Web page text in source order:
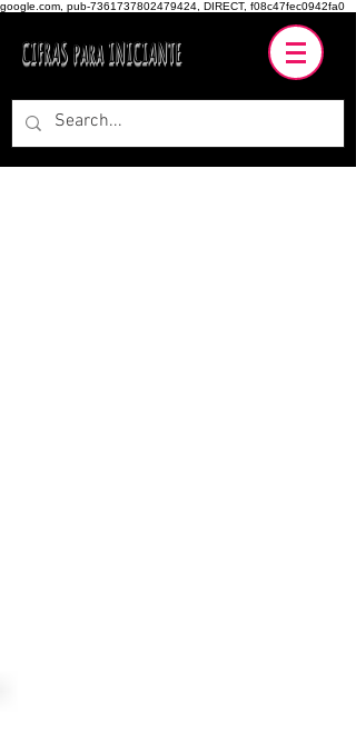
google.com, pub-7361737802479424, DIRECT, f08c47fec0942fa0
CIFRAS para INICIANTE